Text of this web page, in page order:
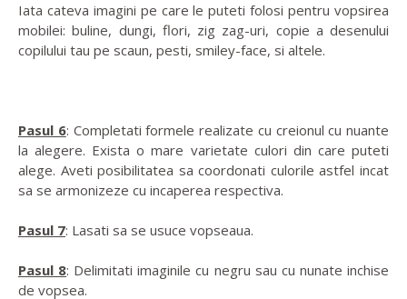
Iata cateva imagini pe care le puteti folosi pentru vopsirea
mobilei: buline, dungi, flori, zig zag-uri, copie a desenului
copilului tau pe scaun, pesti, smiley-face, si altele.
Pasul 6: Completati formele realizate cu creionul cu nuante
la alegere. Exista o mare varietate culori din care puteti
alege. Aveti posibilitatea sa coordonati culorile astfel incat
sa se armonizeze cu incaperea respectiva.
Pasul 7: Lasati sa se usuce vopseaua.
Pasul 8: Delimitati imaginile cu negru sau cu nunate inchise
de vopsea.